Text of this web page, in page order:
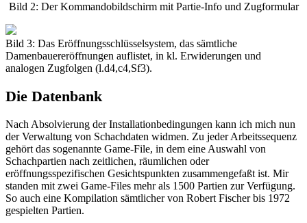
Bild 2: Der Kommandobildschirm mit Partie-Info und Zugformular
Bild 3: Das Eröffnungsschlüsselsystem, das sämtliche
Damenbauereröffnungen auflistet, in kl. Erwiderungen und
analogen Zugfolgen (l.d4,c4,Sf3).
Die Datenbank
Nach Absolvierung der Installationbedingungen kann ich mich nun
der Verwaltung von Schachdaten widmen. Zu jeder Arbeitssequenz
gehört das sogenannte Game-File, in dem eine Auswahl von
Schachpartien nach zeitlichen, räumlichen oder
eröffnungsspezifischen Gesichtspunkten zusammengefaßt ist. Mir
standen mit zwei Game-Files mehr als 1500 Partien zur Verfügung.
So auch eine Kompilation sämtlicher von Robert Fischer bis 1972
gespielten Partien.